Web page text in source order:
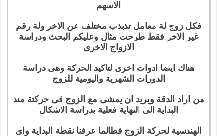
الاسهم
فكل زوج لة معامل تذبذب مختلف عن الاخر ولة رقم
غير الاخر فقط طرحت مثال وعليكم البحث ودراسة
الازواج الاخرى
هناك ايضا ادوات اخرى لتاكيد الحركة وهى دراسة
الدورات الشهرية واليومية للزوج
من اراد الدقة ويريد ان يمشى مع الزوج فى حركتة منذ
البداية الى النهاية فعلية بدراسة الاشكال
الهندسية لحركة الزوج فطالما عرفنا نقطة البداية واى